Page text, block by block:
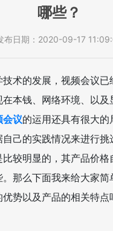
哪些？
布日期：2020-09-17
的发展，视频会议已
本钱、网络环境、以及
会议的运用还具有很大的
己的实践情况来进行挑
比较明显的，其产品价格
那么下面我来给大家简
势以及产品的相关特点